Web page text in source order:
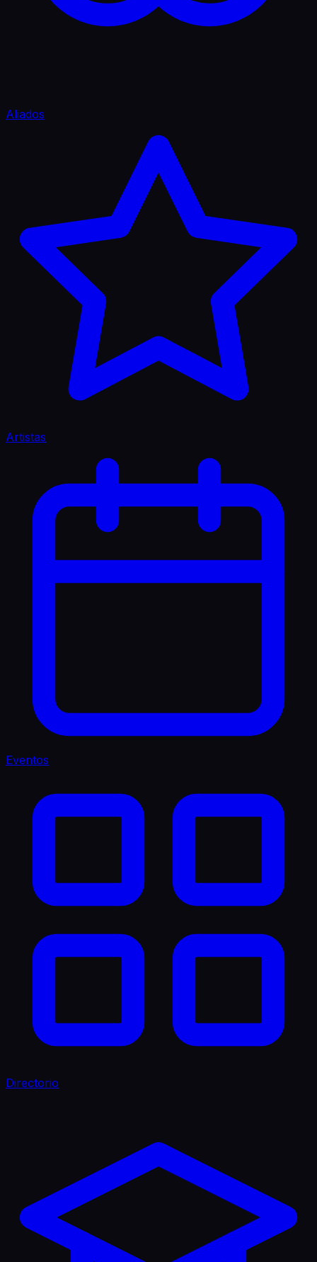
Aliados
Artistas
Eventos
Directorio